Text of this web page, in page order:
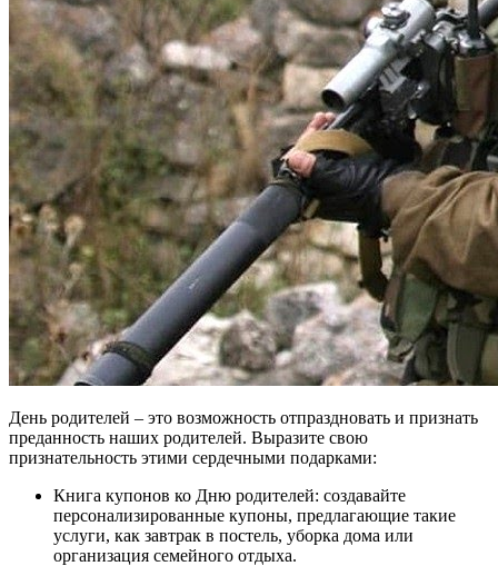
День родителей – это возможность отпраздновать и признать
преданность наших родителей. Выразите свою
признательность этими сердечными подарками:
Книга купонов ко Дню родителей: создавайте
персонализированные купоны, предлагающие такие
услуги, как завтрак в постель, уборка дома или
организация семейного отдыха.